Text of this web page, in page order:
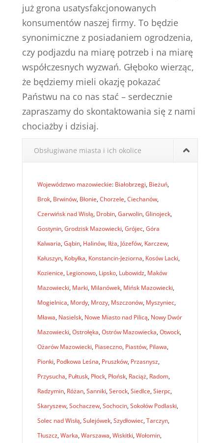
już grona usatysfakcjonowanych
konsumentów naszej firmy. To będzie
synonimiczne z posiadaniem ogrodzenia,
czy podjazdu na miarę potrzeb i na miarę
współczesnych wyzwań. Głęboko wierząc,
że będziemy mieli okazję pokazać
Państwu na co nas stać – serdecznie
zapraszamy do skontaktowania się z nami
chociażby i dzisiaj.
Obsługiwane miasta i ich okolice
Województwo mazowieckie: Białobrzegi, Bieżuń,
Brok, Brwinów, Błonie, Chorzele, Ciechanów,
Czerwińsk nad Wisłą, Drobin, Garwolin, Glinojeck,
Gostynin, Grodzisk Mazowiecki, Grójec, Góra
Kalwaria, Gąbin, Halinów, Iłża, Józefów, Karczew,
Kałuszyn, Kobyłka, Konstancin-Jeziorna, Kosów Lacki,
Kozienice, Legionowo, Lipsko, Lubowidz, Maków
Mazowiecki, Marki, Milanówek, Mińsk Mazowiecki,
Mogielnica, Mordy, Mrozy, Mszczonów, Myszyniec,
Mława, Nasielsk, Nowe Miasto nad Pilicą, Nowy Dwór
Mazowiecki, Ostrołęka, Ostrów Mazowiecka, Otwock,
Ożarów Mazowiecki, Piaseczno, Piastów, Pilawa,
Pionki, Podkowa Leśna, Pruszków, Przasnysz,
Przysucha, Pułtusk, Płock, Płońsk, Raciąż, Radom,
Radzymin, Różan, Sanniki, Serock, Siedlce, Sierpc,
Skaryszew, Sochaczew, Sochocin, Sokołów Podlaski,
Solec nad Wisłą, Sulejówek, Szydłowiec, Tarczyn,
Tłuszcz, Warka, Warszawa, Wiskitki, Wołomin,